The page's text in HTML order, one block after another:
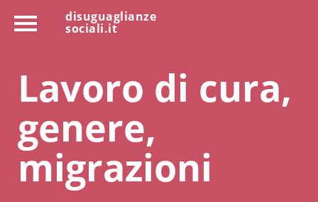
disuguaglianze
sociali.it
Lavoro di cura,
genere,
migrazioni